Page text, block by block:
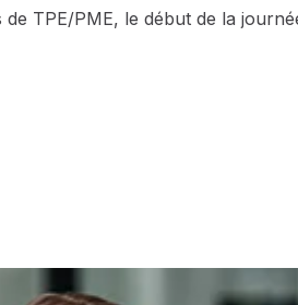
TPE/PME, le début de la